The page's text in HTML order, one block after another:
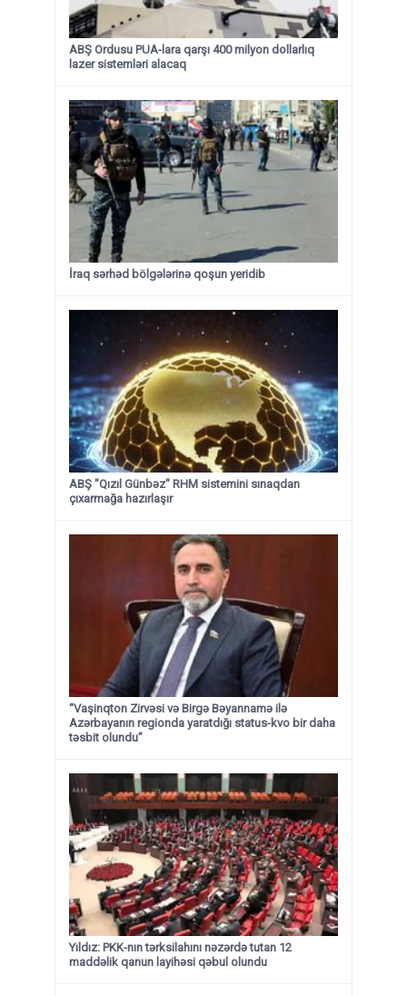
ABŞ Ordusu PUA-lara qarşı 400 milyon dollarlıq
lazer sistemləri alacaq
İraq sərhəd bölgələrinə qoşun yeridib
ABŞ "Qızıl Günbəz" RHM sistemini sınaqdan
çıxarmağa hazırlaşır
“Vaşinqton Zirvəsi və Birgə Bəyannamə ilə
Azərbayanın regionda yaratdığı status-kvo bir daha
təsbit olundu”
Yıldız: PKK-nın tərksilahını nəzərdə tutan 12
maddəlik qanun layihəsi qəbul olundu ​​​​​​​